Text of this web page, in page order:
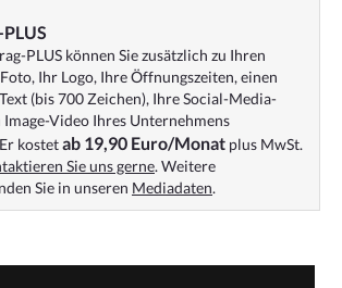
PLUS können Sie zusätzlich zu Ihren
Ihr Logo, Ihre Öffnungszeiten, einen
(bis 700 Zeichen), Ihre Social-Media-
Image-Video Ihres Unternehmens
kostetab 19,90 Euro/Monat plus MwSt.
Sie uns gerne. Weitere
Sie in unseren Mediadaten.